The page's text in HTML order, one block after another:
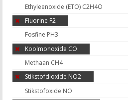
Ethyleenoxide (ETO) C2H4O
Fluorine F2
Fosfine PH3
Koolmonoxide CO
Methaan CH4
Stikstofdioxide NO2
Stikstofoxide NO